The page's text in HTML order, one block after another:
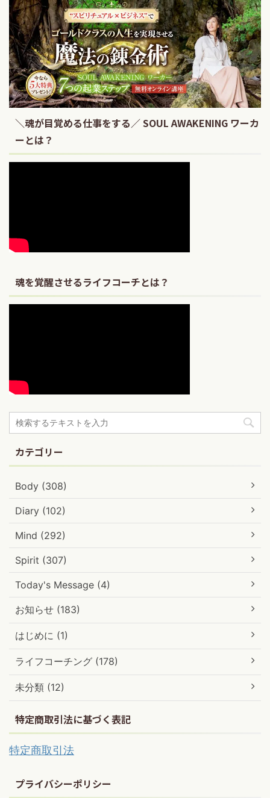
＼魂が目覚める仕事をする／ SOUL AWAKENING ワーカ
ーとは？
魂を覚醒させるライフコーチとは？
カテゴリー
Body (308)
Diary (102)
Mind (292)
Spirit (307)
Today's Message (4)
お知らせ (183)
はじめに (1)
ライフコーチング (178)
未分類 (12)
特定商取引法に基づく表記
特定商取引法
プライバシーポリシー